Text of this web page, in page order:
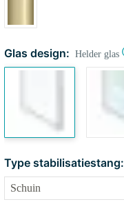
Glas design: Helder glas
Type stabilisatiestang: